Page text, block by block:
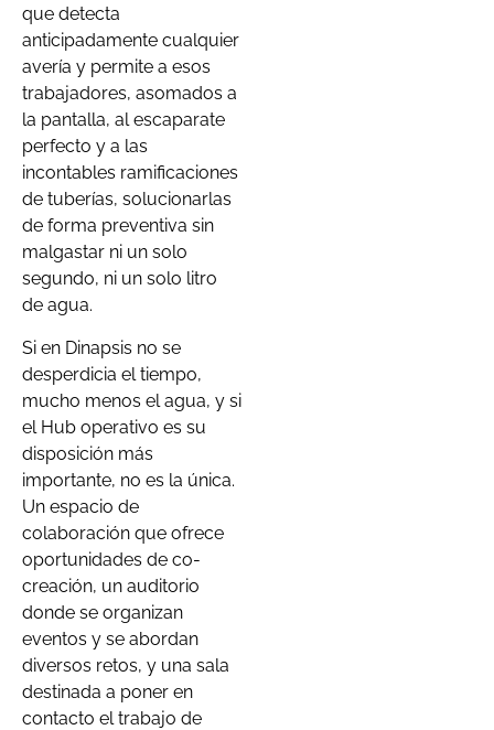
que detecta
anticipadamente cualquier
avería y permite a esos
trabajadores, asomados a
la pantalla, al escaparate
perfecto y a las
incontables ramificaciones
de tuberías, solucionarlas
de forma preventiva sin
malgastar ni un solo
segundo, ni un solo litro
de agua.
Si en Dinapsis no se
desperdicia el tiempo,
mucho menos el agua, y si
el Hub operativo es su
disposición más
importante, no es la única.
Un espacio de
colaboración que ofrece
oportunidades de co-
creación, un auditorio
donde se organizan
eventos y se abordan
diversos retos, y una sala
destinada a poner en
contacto el trabajo de